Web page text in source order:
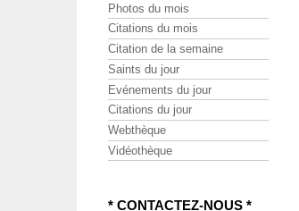
Photos du mois
Citations du mois
Citation de la semaine
Saints du jour
Evénements du jour
Citations du jour
Webthèque
Vidéothèque
* CONTACTEZ-NOUS *